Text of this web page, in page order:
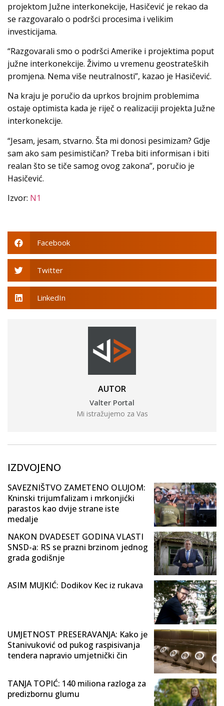
projektom Južne interkonekcije, Hasičević je rekao da
se razgovaralo o podršci procesima i velikim
investicijama.
“Razgovarali smo o podršci Amerike i projektima poput
južne interkonekcije. Živimo u vremenu geostrateških
promjena. Nema više neutralnosti”, kazao je Hasičević.
Na kraju je poručio da uprkos brojnim problemima
ostaje optimista kada je riječ o realizaciji projekta Južne
interkonekcije.
“Jesam, jesam, stvarno. Šta mi donosi pesimizam? Gdje
sam ako sam pesimističan? Treba biti informisan i biti
realan što se tiče samog ovog zakona”, poručio je
Hasičević.
Izvor: N1
Facebook
Twitter
LinkedIn
AUTOR
Valter Portal
Mi istražujemo za Vas
IZDVOJENO
SAVEZNIŠTVO ZAMETENO OLUJOM:
Kninski trijumfalizam i mrkonjićki
parastos kao dvije strane iste
medalje
NAKON DVADESET GODINA VLASTI
SNSD-a: RS se prazni brzinom jednog
grada godišnje
ASIM MUJKIĆ: Dodikov Kec iz rukava
UMJETNOST PRESERAVANJA: Kako je
Stanivuković od pukog raspisivanja
tendera napravio umjetnički čin
TANJA TOPIĆ: 140 miliona razloga za
predizbornu glumu